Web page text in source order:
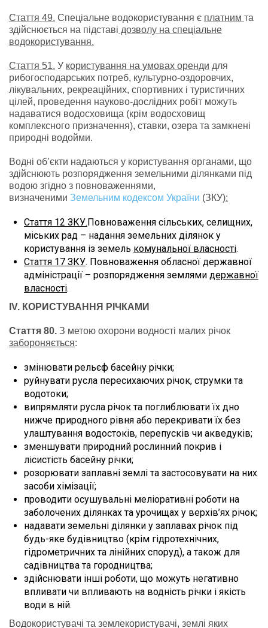
Стаття 49. Спеціальне водокористування є платним та
здійснюється на підставі дозволу на спеціальне
водокористування.
Стаття 51. У користування на умовах оренди для
рибогосподарських потреб, культурно-оздоровчих,
лікувальних, рекреаційних, спортивних і туристичних
цілей, проведення науково-дослідних робіт можуть
надаватися водосховища (крім водосховищ
комплексного призначення), ставки, озера та замкнені
природні водойми.
Водні об’єкти надаються у користування органами, що
здійснюють розпорядження земельними ділянками під
водою згідно з повноваженнями,
визначеними Земельним кодексом України (ЗКУ):
Стаття 12 ЗКУ. Повноваження сільських, селищних,
міських рад – надання земельних ділянок у
користування із земель комунальної власності.
Стаття 17 ЗКУ. Повноваження обласної державної
адміністрації – розпорядження землями державної
власності.
V. КОРИСТУВАННЯ РІЧКАМИ
Стаття 80. З метою охорони водності малих річок
забороняється:
змінювати рельєф басейну річки;
руйнувати русла пересихаючих річок, струмки та
водотоки;
випрямляти русла річок та поглиблювати їх дно
нижче природного рівня або перекривати їх без
улаштування водостоків, перепусків чи акведуків;
зменшувати природний рослинний покрив і
лісистість басейну річки;
розорювати заплавні землі та застосовувати на них
засоби хімізації;
проводити осушувальні меліоративні роботи на
заболочених ділянках та урочищах у верхів’ях річок;
надавати земельні ділянки у заплавах річок під
будь-яке будівництво (крім гідротехнічних,
гідрометричних та лінійних споруд), а також для
садівництва та городництва;
здійснювати інші роботи, що можуть негативно
впливати чи впливають на водність річки і якість
води в ній.
Водокористувачі та землекористувачі, землі яких